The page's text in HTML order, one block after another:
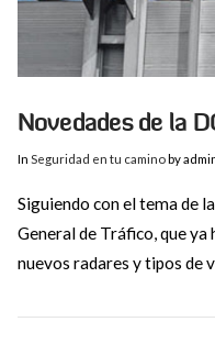
Novedades de la
In Seguridad en tu caminoby
Siguiendo con el tema de
General de Tráfico, que ya
nuevos radares y tipos de